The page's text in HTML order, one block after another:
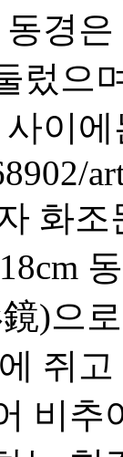
경
렀으
이
화조
)으
쥐
비추